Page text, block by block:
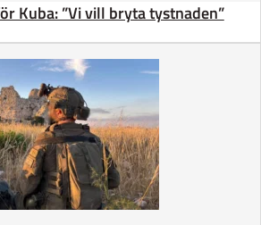
Kuba: ”Vi vill bryta tystnaden”